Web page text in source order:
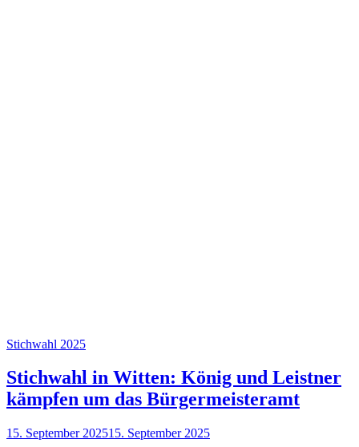
Stichwahl 2025
Stichwahl in Witten: König und Leistner
kämpfen um das Bürgermeisteramt
15. September 202515. September 2025